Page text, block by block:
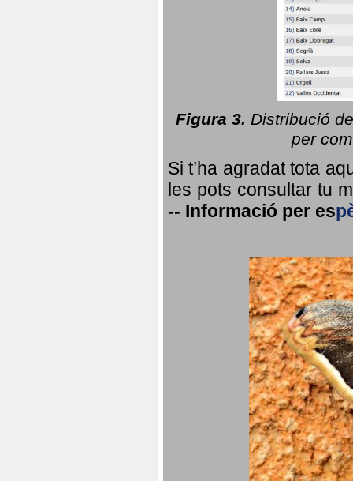
Figura 3. Distribució
per
Si t’ha agradat tota
les pots consultar tu
-- Informació per es